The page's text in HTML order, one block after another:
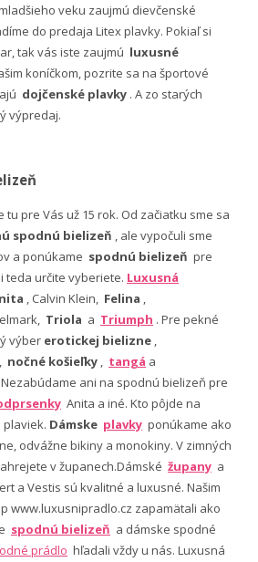
veku zaujmú dievčenské
do predaja Litex plavky. Pokiaľ si
tak vás iste zaujmú luxusné
koníčkom, pozrite sa na športové
dojčenské plavky . A zo starých
výpredaj.
pre Vás už 15 rok. Od začiatku sme sa
spodnú bielizeň , ale vypočuli sme
a ponúkame spodnú bielizeň pre
teda určite vyberiete. Luxusná
, Calvin Klein, Felina ,
Triola a Triumph . Pre pekné
výber erotickej bielizne ,
, nočné košieľky , tangá a
Nezabúdame ani na spodnú bielizeň pre
Anita a iné. Kto pôjde na
Dámske plavky ponúkame ako
odvážne bikiny a monokiny. V zimných
v županech.Dámské župany a
a Vestis sú kvalitné a luxusné. Našim
www.luxusnipradlo.cz zapamätali ako
spodnú bielizeň a dámske spodné
prádlo hľadali vždy u nás. Luxusná